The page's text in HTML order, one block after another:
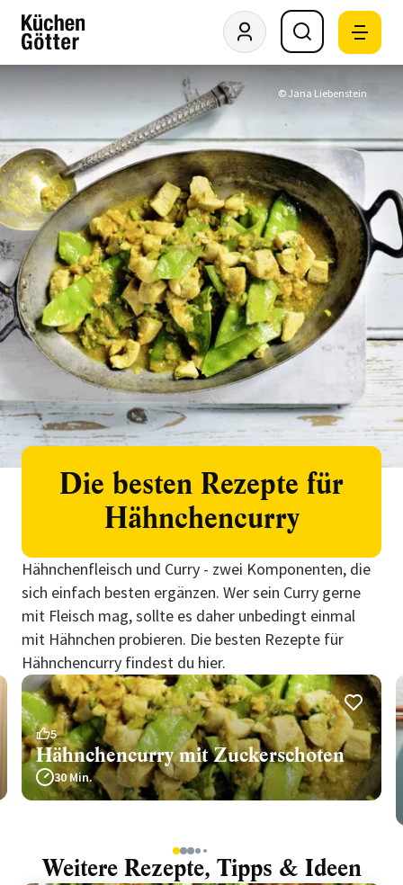
© Jana Liebenstein
Die besten Rezepte für
Hähnchencurry
Hähnchenfleisch und Curry - zwei Komponenten, die
sich einfach besten ergänzen. Wer sein Curry gerne
mit Fleisch mag, sollte es daher unbedingt einmal
mit Hähnchen probieren. Die besten Rezepte für
Hähnchencurry findest du hier.
5
Hähnchencurry mit Zuckerschoten
30 Min.
1234 5
Weitere Rezepte, Tipps & Ideen